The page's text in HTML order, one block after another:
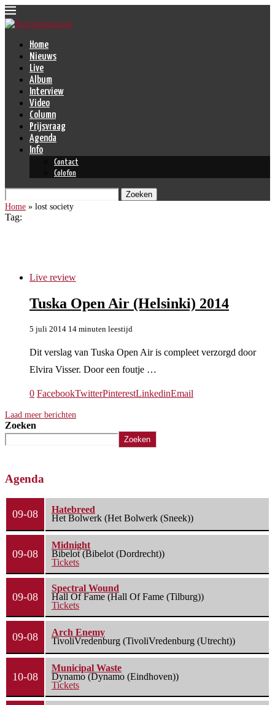
Home
Nieuws
Live
Album
Interview
Video
Column
Prijsvraag
Agenda
Info
Contact
Colofon
Zoeken
Home » lost society
Tag:
Live review
Tuska Open Air (Helsinki) 2014
5 juli 2014 14 minuten leestijd
Dit verslag van Tuska Open Air is compleet verzorgd door
Elvira Visser. Door een foutje …
0 FacebookTwitterPinterestLinkedinEmail
Laad meer berichten
Zoeken
Zoeken
Agenda
09-08
Hatebreed
Het Bolwerk (Het Bolwerk (Sneek))
09-08
Midnight
Bibelot (Bibelot (Dordrecht))
Tickets
09-08
Spectral Wound
Hall Of Fame (Hall Of Fame (Tilburg))
Tickets
09-08
Arch Enemy
TivoliVredenburg (TivoliVredenburg (Utrecht))
10-08
Municipal Waste
Dynamo (Dynamo (Eindhoven))
Tickets